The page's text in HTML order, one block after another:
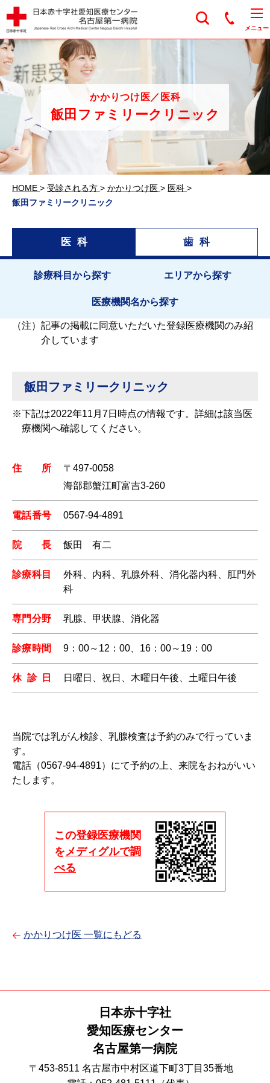
メニュー
かかりつけ医／医科
飯田ファミリークリニック
HOME > 受診される方 > かかりつけ医 > 医科 >
飯田ファミリークリニック
医科 歯科
診療科目から探す エリアから探す
医療機関名から探す
（注） 記事の掲載に同意いただいた登録医療機関のみ紹
介しています
飯田ファミリークリニック
※下記は2022年11月7日時点の情報です。詳細は該当医
療機関へ確認してください。
住所
〒497-0058
海部郡蟹江町富吉3-260
電話番号 0567-94-4891
院長 飯田 有二
診療科目
外科、内科、乳腺外科、消化器内科、肛門外
科
専門分野 乳腺、甲状腺、消化器
診療時間 9：00～12：00、16：00～19：00
休診日 日曜日、祝日、木曜日午後、土曜日午後
当院では乳がん検診、乳腺検査は予約のみで行っていま
す。
電話（0567-94-4891）にて予約の上、来院をおねがいい
たします。
この登録医療機関
を メディグルで調
べる
かかりつけ医 一覧にもどる
日本赤十字社
愛知医療センター
名古屋第一病院
〒453-8511 名古屋市中村区道下町3丁目35番地